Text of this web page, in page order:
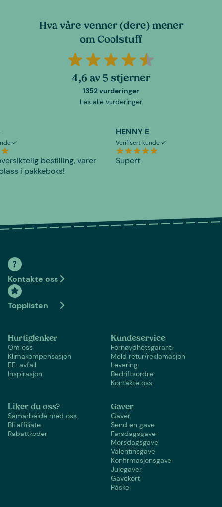
Hva våre venner (dere) mener
om Coolstuff
4,6 av 5 stjerner
1352 vurderinger
Les alle vurderinger
bestilling, varer
i pakkeboks!
HENNY E
Verifisert kunde
Supert
Kontakte oss
Topplisten
Hurtiglenker
Om oss
Klimakompensasjon
EE-avfall
Inspirasjon
Kundeservice
Fornøydhetsgaranti
Meld retur/reklamasjon
Levering
Bedriftsordre
Kontakte oss
Liker du oss?
Samarbeide med oss
Bli affiliate
Rabattkoder
Gaver
Gaver
Send en gave
Farsdagsgave
Morsdagsgave
Valentinsgave
Konfirmasjonsgave
Julegaver
Gavekort
Påske